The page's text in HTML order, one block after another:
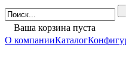
Ваша корзина пуста
О компанииКаталог